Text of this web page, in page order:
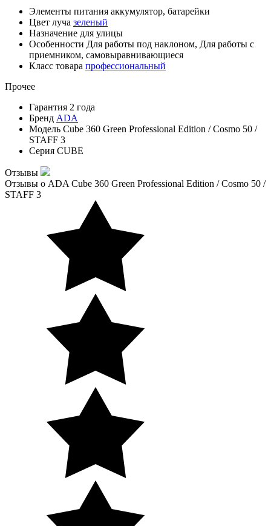
Элементы питания аккумулятор, батарейки
Цвет луча зеленый
Назначение для улицы
Особенности Для работы под наклоном, Для работы с
приемником, самовыравнивающиеся
Класс товара профессиональный
Прочее
Гарантия 2 года
Бренд ADA
Модель Cube 360 Green Professional Edition / Cosmo 50 /
STAFF 3
Серия CUBE
Отзывы
Отзывы о ADA Cube 360 Green Professional Edition / Cosmo 50 /
STAFF 3